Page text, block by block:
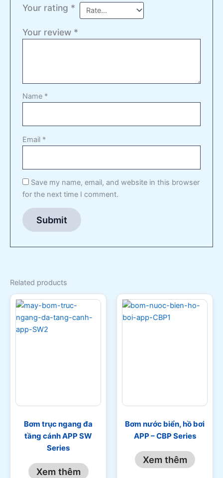
Your rating *
Your review *
Name *
Email *
Save my name, email, and website in this browser
for the next time I comment.
Related products
Bơm trục ngang đa
tầng cánh APP SW
Series
Xem thêm
Bơm nước biển, hồ bơi
APP – CBP Series
Xem thêm